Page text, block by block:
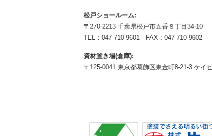
松戸ショールーム:
〒270-2213 千葉県松戸市五香８丁目34-10
TEL： 047-710-9601 FAX：047-710-9602
資材置き場(倉庫):
〒125-0041 東京都葛飾区東金町8-21-3 ケイ